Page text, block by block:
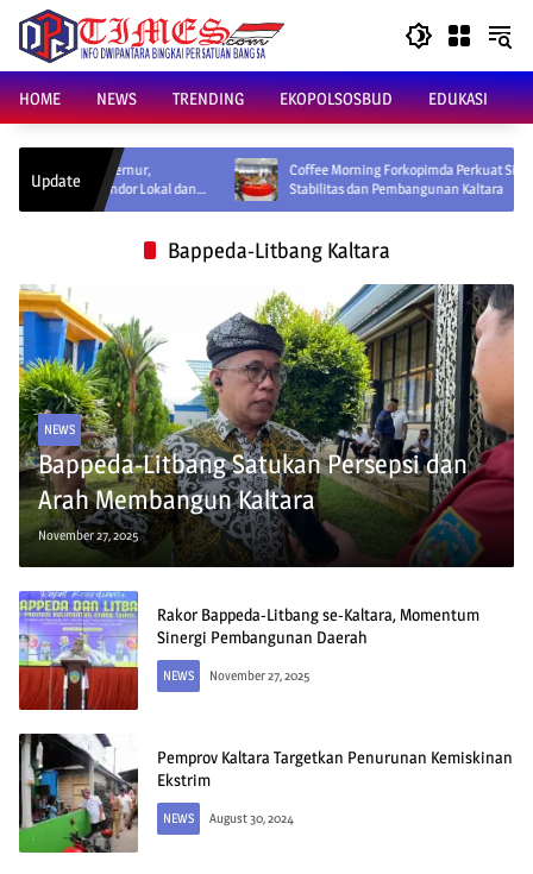
content
HOME
NEWS TRENDING EKOPOLSOSBUD EDUKASI
Update
Lokal dan
Coffee Morning Forkopimda Perkuat Sinergi Jaga
Stabilitas dan Pembangunan Kaltara
Bappeda-Litbang Kaltara
NEWS
Bappeda-Litbang Satukan Persepsi dan
Arah Membangun Kaltara
November 27, 2025
Rakor Bappeda-Litbang se-Kaltara, Momentum
Sinergi Pembangunan Daerah
NEWS November 27, 2025
Pemprov Kaltara Targetkan Penurunan Kemiskinan
Ekstrim
NEWS August 30, 2024